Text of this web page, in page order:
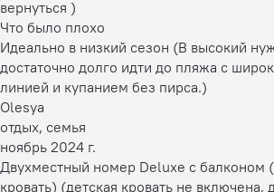
вернуться )
Что было плохо
Идеально в низкий сезон (В высокий
достаточно долго идти до пляжа с
линией и купанием без пирса.)
Olesya
отдых, семья
ноябрь 2024 г.
Двухместный номер Deluxe с балконом
кровать) (детская кровать не включена,